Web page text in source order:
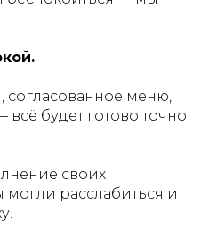
согласованное меню,
будет готово точно
своих
могли расслабиться и